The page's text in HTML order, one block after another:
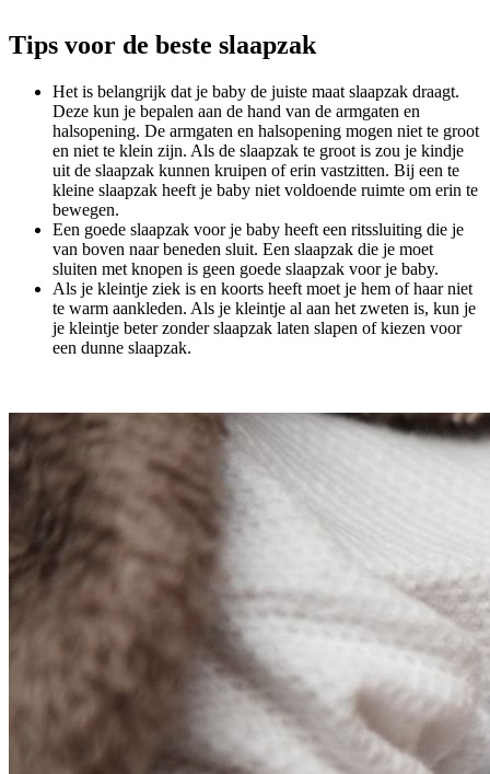
Tips voor de beste slaapzak
Het is belangrijk dat je baby de juiste maat slaapzak draagt.
Deze kun je bepalen aan de hand van de armgaten en
halsopening. De armgaten en halsopening mogen niet te groot
en niet te klein zijn. Als de slaapzak te groot is zou je kindje
uit de slaapzak kunnen kruipen of erin vastzitten. Bij een te
kleine slaapzak heeft je baby niet voldoende ruimte om erin te
bewegen.
Een goede slaapzak voor je baby heeft een ritssluiting die je
van boven naar beneden sluit. Een slaapzak die je moet
sluiten met knopen is geen goede slaapzak voor je baby.
Als je kleintje ziek is en koorts heeft moet je hem of haar niet
te warm aankleden. Als je kleintje al aan het zweten is, kun je
je kleintje beter zonder slaapzak laten slapen of kiezen voor
een dunne slaapzak.